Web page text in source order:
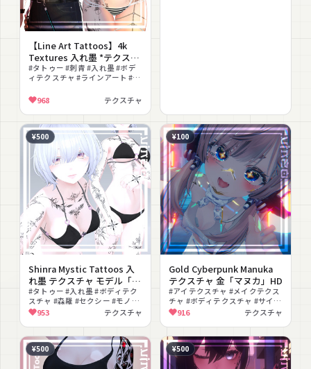
【Line Art Tattoos】4k
Textures 入れ墨 *テクスチ
ャ* /HD
#タトゥー #刺青 #入れ墨 #ボデ
ィテクスチャ #ラインアート #ク
クスチャ
968 テクスチャ
¥500
Shinra Mystic Tattoos 入
れ墨 テクスチャ モデル「森
羅」/HD
#タトゥー #入れ墨 #ボディテク
スチャ #森羅 #セクシー #モノク
ロ #改変 #テクスチャ
953 テクスチャ
¥100
Gold Cyberpunk Manuka
テクスチャ 金「マヌカ」HD
#アイテクスチャ #メイクテクス
チャ #ボディテクスチャ #サイバ
ーパンク #近未来 #クール #改変
916 テクスチャ
¥500 ¥500